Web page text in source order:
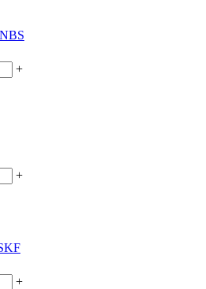
+
+
+